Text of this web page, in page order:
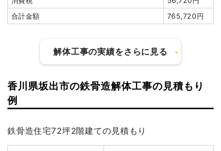
合計金額
765,720円
解体工事の実績をさらに見る
建物解体費用 196万4,000円
香川県坂出市の鉄骨造解体工事の見積もり
例
鉄骨造住宅72坪2階建ての見積もり